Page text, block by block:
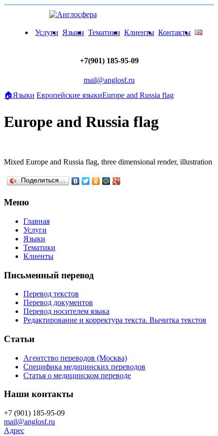
Услуги Языки Тематики Клиенты Контакты
+7(901) 185-95-09
mail@anglosf.ru
🏠Языки Европейские языкиEurope and Russia flag
Europe and Russia flag
Mixed Europe and Russia flag, three dimensional render, illustration
Поделиться…
Меню
Главная
Услуги
Языки
Тематики
Клиенты
Письменный перевод
Перевод текстов
Перевод документов
Перевод носителем языка
Редактирование и корректура текста. Вычитка текстов
Статьи
Агентство переводов (Москва)
Специфика медицинских переводов
Статья о медицинском переводе
Наши контакты
+7 (901) 185-95-09
mail@anglosf.ru
Адрес